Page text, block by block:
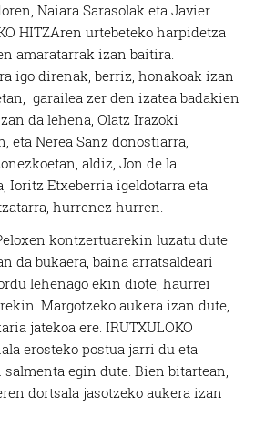
Naiara Sarasolak eta Javier
HITZAren urtebeteko harpidetza
amaratarrak izan baitira.
igo direnak, berriz, honakoak izan
garailea zer den izatea badakien
da lehena, Olatz Irazoki
eta Nerea Sanz donostiarra,
aldiz, Jon de la
Ioritz Etxeberria igeldotarra eta
hurrenez hurren.
kontzertuarekin luzatu dute
da bukaera, baina arratsaldeari
lehenago ekin diote, haurrei
Margotzeko aukera izan dute,
jatekoa ere. IRUTXULOKO
erosteko postua jarri du eta
egin dute. Bien bitartean,
dortsala jasotzeko aukera izan